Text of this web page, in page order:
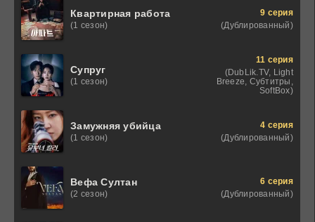
Квартирная работа
(1 сезон)
9 серия
(Дублированный)
Супруг
(1 сезон)
11 серия
(DubLik.TV, Light
Breeze, Субтитры,
SoftBox)
Замужняя убийца
(1 сезон)
4 серия
(Дублированный)
Вефа Султан
(2 сезон)
6 серия
(Дублированный)